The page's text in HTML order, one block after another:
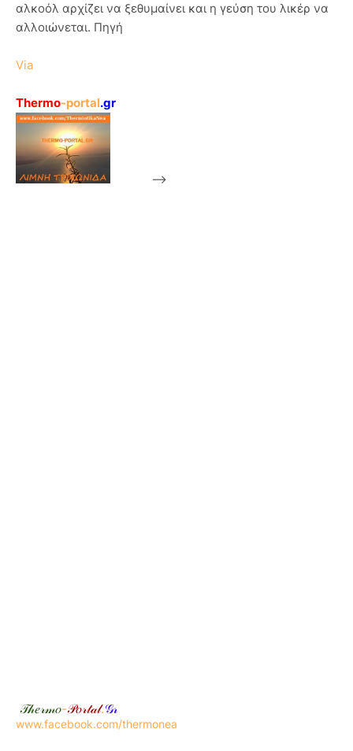
αλκοόλ αρχίζει να ξεθυμαίνει και η γεύση του λικέρ να
αλλοιώνεται. Πηγή
Via
Thermo-portal.gr
-->
𝒯𝒽𝑒𝓇𝓂𝑜-𝒫𝑜𝓇𝓉𝒶𝓁.𝒢𝓇
www.facebook.com/thermonea